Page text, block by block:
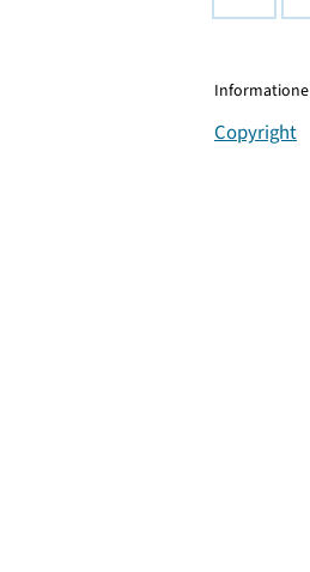
Copyright